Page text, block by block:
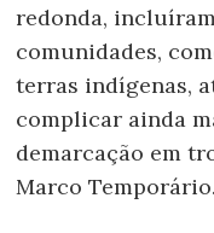
redonda,
comunidades,
terras indígenas,
complicar ainda
demarcação em
Marco Temporário.